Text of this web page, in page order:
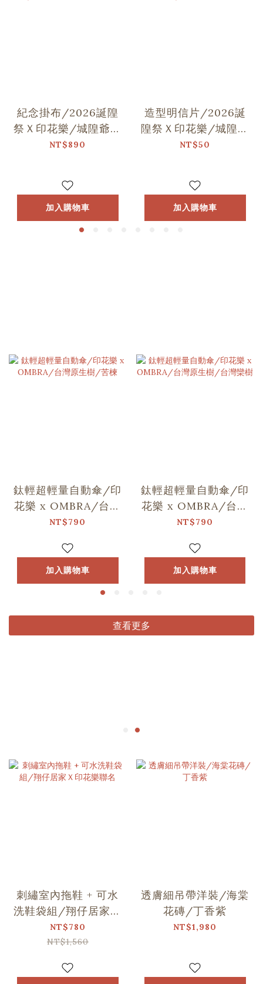
紀念掛布/2026誕隍
祭Ｘ印花樂/城隍爺與
范謝將軍跳舞
NT$890
加入購物車
造型明信片/2026誕
隍祭Ｘ印花樂/城隍老
爺跳舞
NT$50
加入購物車
鈦輕超輕量自動傘/印
花樂 x OMBRA/台灣
原生樹/苦楝
NT$790
加入購物車
鈦輕超輕量自動傘/印
花樂 x OMBRA/台灣
原生樹/台灣欒樹
NT$790
加入購物車
查看更多
刺繡室內拖鞋 + 可水
洗鞋袋組/翔仔居家Ｘ
印花樂聯名
NT$780
NT$1,560
透膚細吊帶洋裝/海棠
花磚/丁香紫
NT$1,980